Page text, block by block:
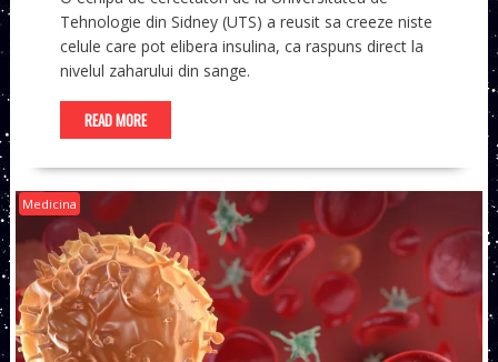
Tehnologie din Sidney (UTS) a reusit sa creeze niste
celule care pot elibera insulina, ca raspuns direct la
nivelul zaharului din sange.
READ MORE
Medicina